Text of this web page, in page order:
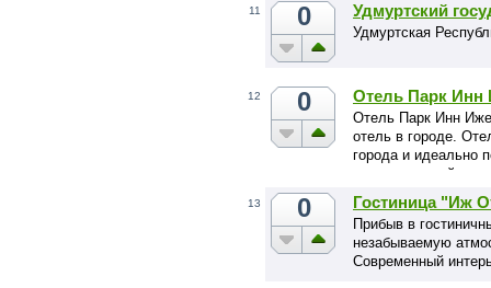
11 0 Удмуртский
Удмуртская
12 0 Отель Парк Инн
Отель Парк Инн
отель в городе.
города и идеально
услугам гостей
оборудованных
современный
13 0 Гостиница "Иж
Прибыв в
незабываемую
Современный